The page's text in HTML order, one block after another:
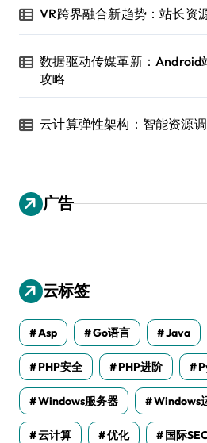
VR跨界融合新趋势：站长资
数据驱动传媒革新：Android
攻略
云计算弹性架构：智能资源
广告
云标签
Asp Go语言 Java
PHP安全 PHP进阶
Windows服务器 Windows
云计算 优化 国际